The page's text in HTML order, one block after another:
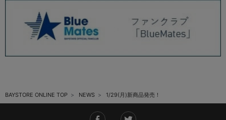
2025.05 (9)
2025.04 (9)
2025.03 (9)
2025.01 (12)
BAYSTORE ONLINE TOP NEWS 1/29(月)新商品発売！